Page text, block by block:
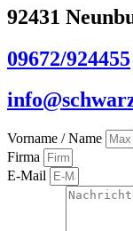
92431
09672/924455
Vorname / Name
Firma
E-Mail